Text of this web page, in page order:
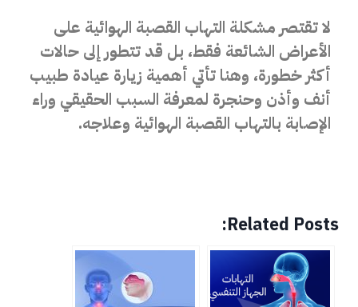
لا تقتصر مشكلة التهاب القصبة الهوائية على
الأعراض الشائعة فقط، بل قد تتطور إلى حالات
أكثر خطورة، وهنا تأتي أهمية زيارة عيادة طبيب
أنف وأذن وحنجرة لمعرفة السبب الحقيقي وراء
الإصابة بالتهاب القصبة الهوائية وعلاجه.
Related Posts: